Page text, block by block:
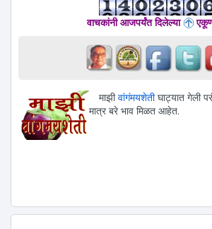
वाचकांनी आजपर्यंत दिलेल्या
माझीवांगंमयशेतीघाट्यात गेली
मात्र बरे भाव मिळत आहेत.